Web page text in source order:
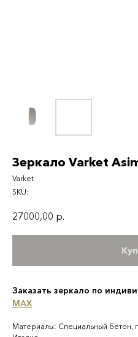
Зеркало Varket
Varket
SKU:
27000,00 р.
Заказать зеркало по
MAX
Материалы: Специальный бетон,